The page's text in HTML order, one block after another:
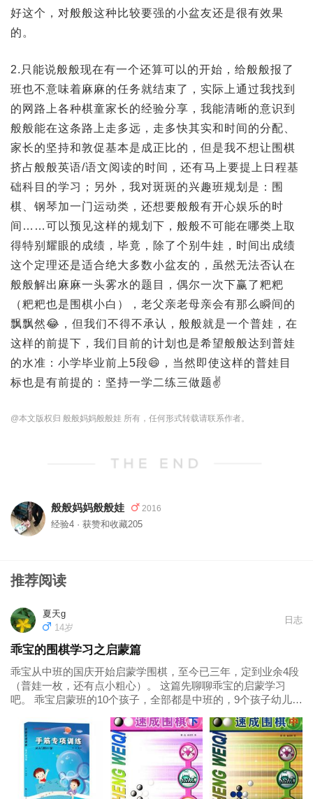
好这个，对般般这种比较要强的小盆友还是很有效果
的。
2.只能说般般现在有一个还算可以的开始，给般般报了
班也不意味着麻麻的任务就结束了，实际上通过我找到
的网路上各种棋童家长的经验分享，我能清晰的意识到
般般能在这条路上走多远，走多快其实和时间的分配、
家长的坚持和敦促基本是成正比的，但是我不想让围棋
挤占般般英语/语文阅读的时间，还有马上要提上日程基
础科目的学习；另外，我对斑斑的兴趣班规划是：围
棋、钢琴加一门运动类，还想要般般有开心娱乐的时
间……可以预见这样的规划下，般般不可能在哪类上取
得特别耀眼的成绩，毕竟，除了个别牛娃，时间出成绩
这个定理还是适合绝大多数小盆友的，虽然无法否认在
般般解出麻麻一头雾水的题目，偶尔一次下赢了粑粑
（粑粑也是围棋小白），老父亲老母亲会有那么瞬间的
飘飘然😂，但我们不得不承认，般般就是一个普娃，在
这样的前提下，我们目前的计划也是希望般般达到普娃
的水准：小学毕业前上5段😄，当然即使这样的普娃目
标也是有前提的：坚持一学二练三做题✌️
@本文版权归 般般妈妈般般娃 所有，任何形式转载请联系作者。
般般妈妈般般娃 2016
经验4 · 获赞和收藏205
推荐阅读
夏天g
14岁
日志
乖宝的围棋学习之启蒙篇
乖宝从中班的国庆开始启蒙学围棋，至今已三年，定到业余4段
（普娃一枚，还有点小粗心）。 这篇先聊聊乖宝的启蒙学习
吧。 乖宝启蒙班的10个孩子，全部都是中班的，9个孩子幼儿园
是妈妈让来上的。中班孩子的启蒙主要是培养兴趣，在有兴趣
的基础上给点儿量...